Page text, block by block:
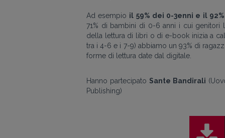
Ad esempio il 59% dei 0-3enni e il
71% di bambini di 0-6 anni i cui
della lettura di libri o di e-book inizia a
tra i 4-6 e i 7-9) abbiamo un 93% di
forme di lettura date dal digitale.
Hanno partecipato Sante Bandirali
Publishing)